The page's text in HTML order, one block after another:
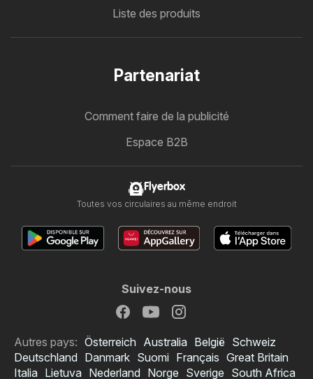
Liste des produits
Partenariat
Comment faire de la publicité
Espace B2B
Flyerbox
Toutes vos circulaires au même endroit
Suivez-nous
Autres pays: Österreich Australia België Schweiz
Deutschland Danmark Suomi Français Great Britain
Italia Lietuva Nederland Norge Sverige South Africa